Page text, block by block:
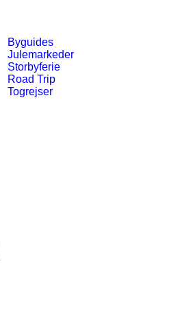
Byguides
Julemarkeder
Storbyferie
Road Trip
Togrejser